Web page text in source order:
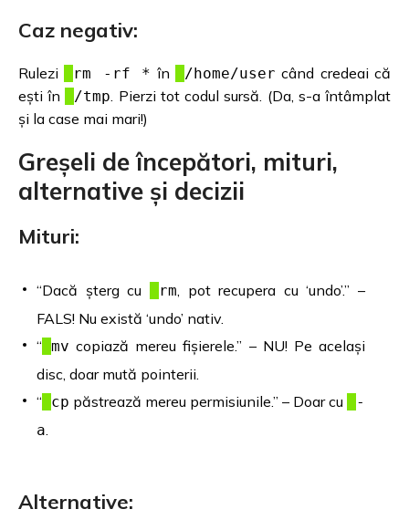
Caz negativ:
Rulezi rm -rf * în /home/user când credeai că
ești în
/tmp . Pierzi tot codul sursă. (Da, s-a întâmplat
și la case mai mari!)
Greșeli de începători, mituri,
alternative și decizii
Mituri:
“Dacă șterg cu rm , pot recupera cu ‘undo’.” –
FALS! Nu există ‘undo’ nativ.
“ mv copiază mereu fișierele.” – NU! Pe același
disc, doar mută pointerii.
“
cp păstrează mereu permisiunile.” – Doar cu
-
a
Alternative: